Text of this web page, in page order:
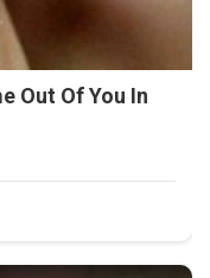
Out Of You In